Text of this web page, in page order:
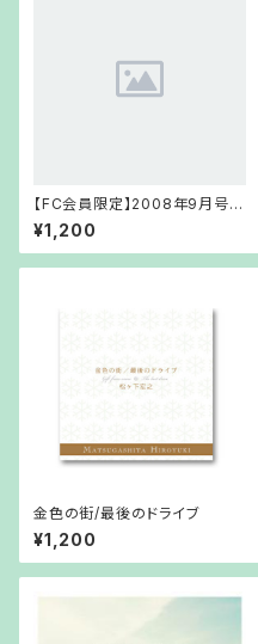
【FC会員限定】2008年9月号
FCCD
¥1,200
金色の街/最後のドライブ
¥1,200